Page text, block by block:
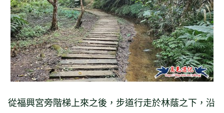
從福興宮旁階梯上來之後，步道行走於林蔭之下，沿